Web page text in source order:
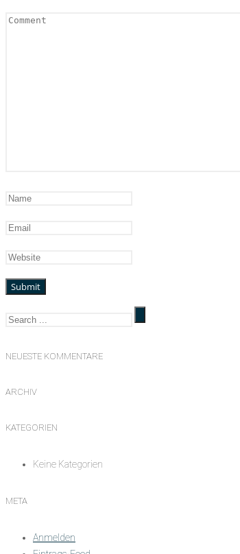
NEUESTE KOMMENTARE
ARCHIV
KATEGORIEN
Keine Kategorien
META
Anmelden